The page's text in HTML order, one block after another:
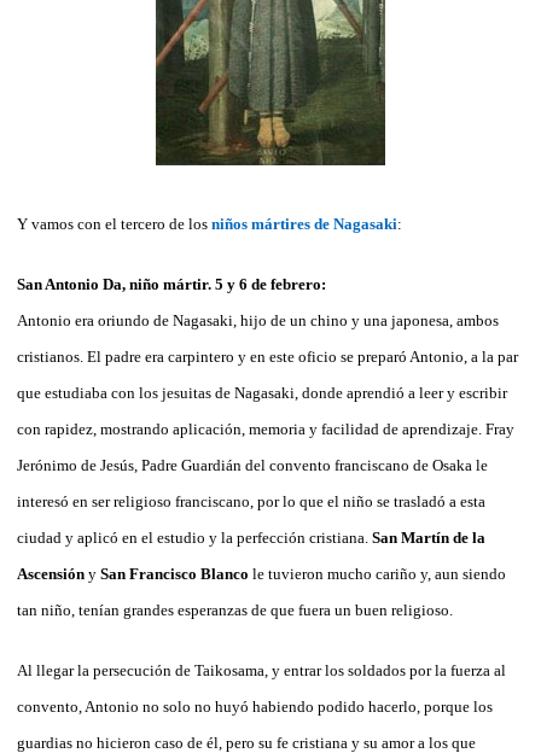
Y vamos con el tercero de los niños mártires de Nagasaki:
San Antonio Da, niño mártir. 5 y 6 de febrero:
Antonio era oriundo de Nagasaki, hijo de un chino y una japonesa, ambos
cristianos. El padre era carpintero y en este oficio se preparó Antonio, a la par
que estudiaba con los jesuitas de Nagasaki, donde aprendió a leer y escribir
con rapidez, mostrando aplicación, memoria y facilidad de aprendizaje. Fray
Jerónimo de Jesús, Padre Guardián del convento franciscano de Osaka le
interesó en ser religioso franciscano, por lo que el niño se trasladó a esta
ciudad y aplicó en el estudio y la perfección cristiana. San Martín de la
Ascensión y San Francisco Blanco le tuvieron mucho cariño y, aun siendo
tan niño, tenían grandes esperanzas de que fuera un buen religioso.
Al llegar la persecución de Taikosama, y entrar los soldados por la fuerza al
convento, Antonio no solo no huyó habiendo podido hacerlo, porque los
guardias no hicieron caso de él, pero su fe cristiana y su amor a los que